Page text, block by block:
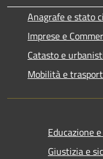
Anagrafe e stato
Imprese e
Catasto e
Mobilità e
Educazione
Giustizia e